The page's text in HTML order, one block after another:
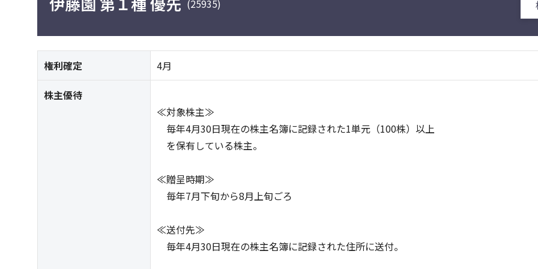
(25935)
権利確定 4月
株主優待
≪対象株主≫
毎年4月30日現在の株主名簿に記録された1単元（100株）以上
を保有している株主。
≪贈呈時期≫
毎年7月下旬から8月上旬ごろ
≪送付先≫
毎年4月30日現在の株主名簿に記録された住所に送付。